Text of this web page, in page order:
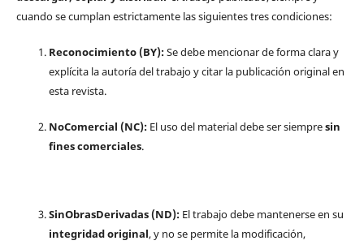
cuando se cumplan estrictamente las siguientes tres condiciones:
Reconocimiento (BY):Se debe mencionar de forma clara y
explícita la autoría del trabajo y citar la publicación original en
esta revista.
NoComercial (NC):El uso del material debe ser siempresin
fines comerciales.
SinObrasDerivadas (ND):El trabajo debe mantenerse en su
integridad original, y no se permite la modificación,